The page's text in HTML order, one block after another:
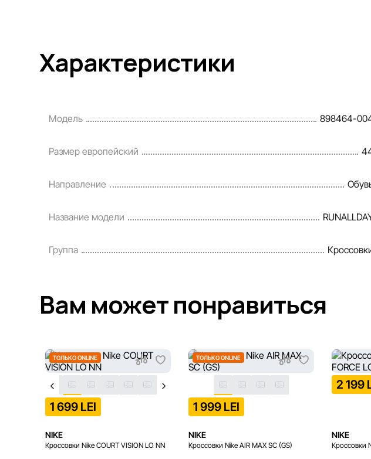
Характеристики
Модель 898464-
Размер европейский
Направление
Название модели
Группа
Вам может понравиться
ТОЛЬКО ONLINE
1 699 LEI
NIKE
Кроссовки Nike COURT VISION LO NN
ТОЛЬКО ONLINE
1 999 LEI
NIKE
Кроссовки Nike AIR MAX SC (GS)
2 199
NIKE
Кроссовки